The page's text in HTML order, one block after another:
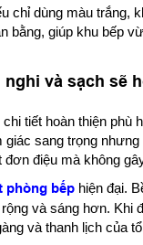
chỉ dùng màu trắng,
bằng, giúp khu bếp
và sạch sẽ
tiết hoàn thiện phù
sang trọng
điệu mà không
phòng bếp hiện đại.
và sáng hơn. Khi
và thanh lịch của